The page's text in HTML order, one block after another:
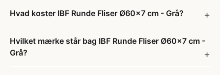
Hvad koster IBF Runde Fliser Ø60x7 cm - Grå?
Hvilket mærke står bag IBF Runde Fliser Ø60x7 cm -
Grå?